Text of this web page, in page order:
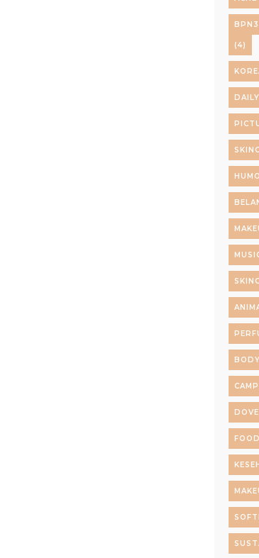
(4)
DOVE
FOOD